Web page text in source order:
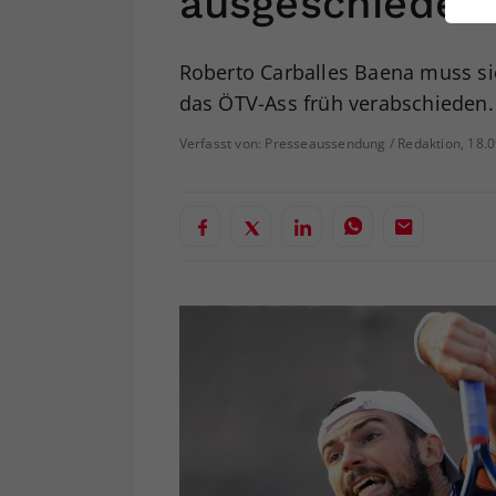
Roberto Carballes Baena muss
das ÖTV-Ass früh verabschieden.
Verfasst von: Presseaussendung / Redaktion,